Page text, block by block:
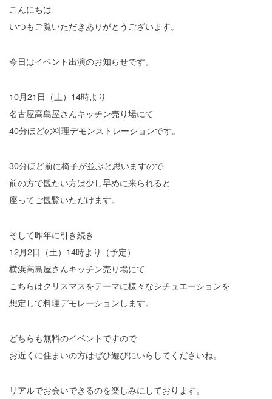
こんにちは
いつもご覧いただきありがとうございます。
今日はイベント出演のお知らせです。
10月21日（土）14時より
名古屋高島屋さんキッチン売り場にて
40分ほどの料理デモンストレーションです。
30分ほど前に椅子が並ぶと思いますので
前の方で観たい方は少し早めに来られると
座ってご観覧いただけます。
そして昨年に引き続き
12月2日（土）14時より（予定）
横浜高島屋さんキッチン売り場にて
こちらはクリスマスをテーマに様々なシチュエーションを
想定して料理デモレーションします。
どちらも無料のイベントですので
お近くに住まいの方はぜひ遊びにいらしてくださいね。
リアルでお会いできるのを楽しみにしております。